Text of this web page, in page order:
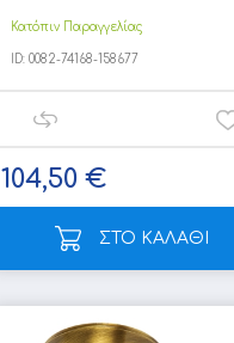
Κατόπιν Παραγγελίας
ID: 0082-74168-158677
104,50 €
ΣΤΟ ΚΑΛΑΘΙ